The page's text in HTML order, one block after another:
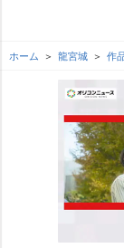
ホーム 龍宮城 作